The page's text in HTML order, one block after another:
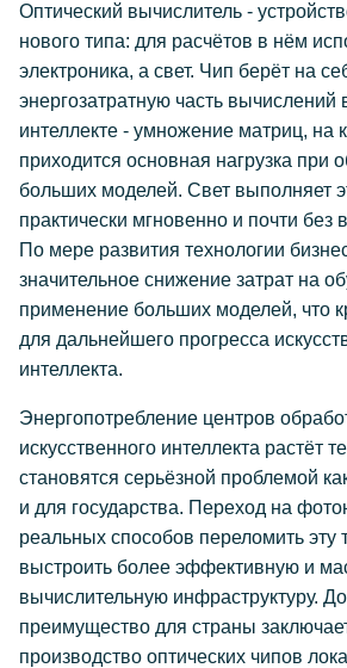
Оптический вычислитель -
нового типа: для расчётов в нём
электроника, а свет. Чип берёт на
энергозатратную часть вычислений
интеллекте - умножение матриц, на
приходится основная нагрузка при
больших моделей. Свет выполняет
практически мгновенно и почти без
По мере развития технологии
значительное снижение затрат на
применение больших моделей, что
для дальнейшего прогресса
интеллекта.
Энергопотребление центров
искусственного интеллекта растёт
становятся серьёзной проблемой
и для государства. Переход на
реальных способов переломить эту
выстроить более эффективную и
вычислительную инфраструктуру.
преимущество для страны
производство оптических чипов